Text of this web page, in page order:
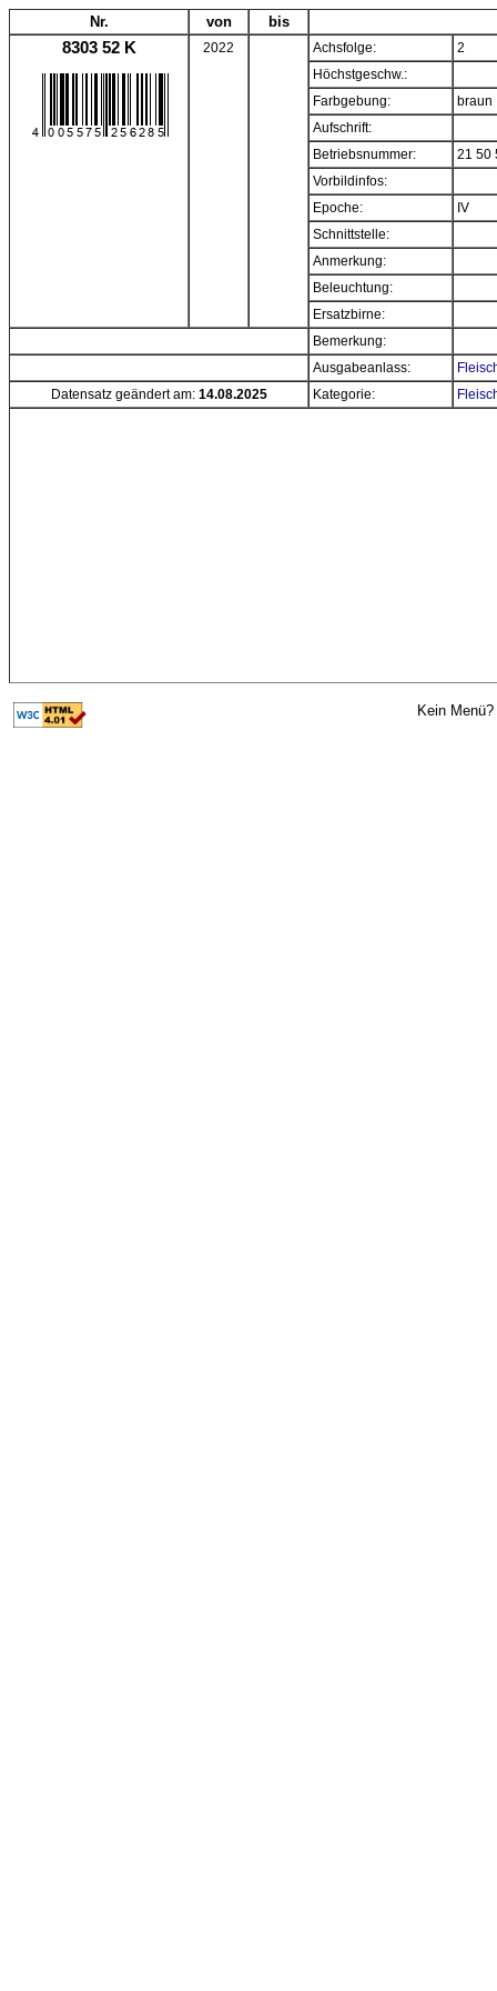
Nr. von bis
8303 52 K 2022 Achsfolge:
2
Höchstgeschw.:
Farbgebung:
braun
Aufschrift:
Betriebsnummer:
21 50
Vorbildinfos:
Epoche:
IV
Schnittstelle:
Anmerkung:
Beleuchtung:
Ersatzbirne:
Bemerkung:
Ausgabeanlass:
Datensatz geändert am: 14.08.2025 Kategorie:
Kein